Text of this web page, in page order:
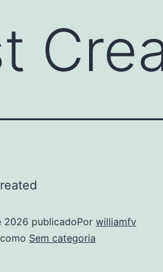
2026 publicadoPor williamfv
Sem categoria